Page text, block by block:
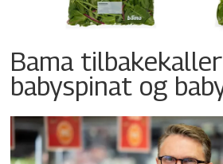
Bama tilbakekaller
babyspinat og